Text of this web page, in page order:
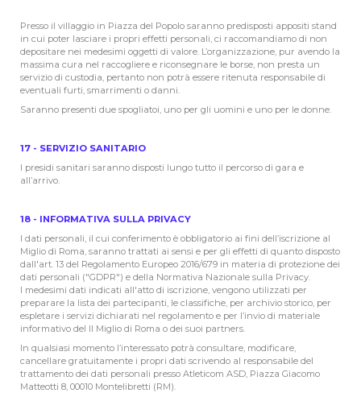
Presso il villaggio in Piazza del Popolo saranno predisposti appositi stand
in cui poter lasciare i propri effetti personali, ci raccomandiamo di non
depositare nei medesimi oggetti di valore. L’organizzazione, pur avendo la
massima cura nel raccogliere e riconsegnare le borse, non presta un
servizio di custodia, pertanto non potrà essere ritenuta responsabile di
eventuali furti, smarrimenti o danni.
Saranno presenti due spogliatoi, uno per gli uomini e uno per le donne.
17 - SERVIZIO SANITARIO
I presidi sanitari saranno disposti lungo tutto il percorso di gara e
all’arrivo.
18 - INFORMATIVA SULLA PRIVACY
I dati personali, il cui conferimento è obbligatorio ai fini dell’iscrizione al
Miglio di Roma, saranno trattati ai sensi e per gli effetti di quanto disposto
dall'art. 13 del Regolamento Europeo 2016/679 in materia di protezione dei
dati personali ("GDPR") e della Normativa Nazionale sulla Privacy.
I medesimi dati indicati all'atto di iscrizione, vengono utilizzati per
preparare la lista dei partecipanti, le classifiche, per archivio storico, per
espletare i servizi dichiarati nel regolamento e per l’invio di materiale
informativo del Il Miglio di Roma o dei suoi partners.
In qualsiasi momento l’interessato potrà consultare, modificare,
cancellare gratuitamente i propri dati scrivendo al responsabile del
trattamento dei dati personali presso Atleticom ASD, Piazza Giacomo
Matteotti 8, 00010 Montelibretti (RM).